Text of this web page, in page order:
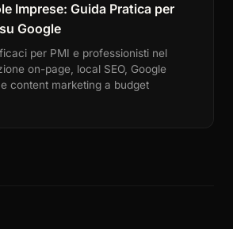
Imprese: Guida Pratica per
Google
per PMI e professionisti nel
on-page, local SEO, Google
content marketing a budget